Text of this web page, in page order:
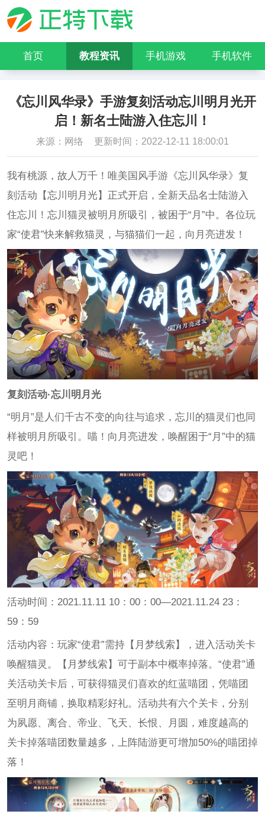
首页 教程资讯 手机游戏 手机软件
《忘川风华录》手游复刻活动忘川明月光开
启！新名士陆游入住忘川！
来源：网络 更新时间：2022-12-11 18:00:01
我有桃源，故人万千！唯美国风手游《忘川风华录》复
刻活动【忘川明月光】正式开启，全新天品名士陆游入
住忘川！忘川猫灵被明月所吸引，被困于“月”中。各位玩
家“使君”快来解救猫灵，与猫猫们一起，向月亮进发！
复刻活动·忘川明月光
“明月”是人们千古不变的向往与追求，忘川的猫灵们也同
样被明月所吸引。喵！向月亮进发，唤醒困于“月”中的猫
灵吧！
活动时间：2021.11.11 10：00：00—2021.11.24 23：
59：59
活动内容：玩家“使君”需持【月梦线索】，进入活动关卡
唤醒猫灵。【月梦线索】可于副本中概率掉落。“使君”通
关活动关卡后，可获得猫灵们喜欢的红蓝喵团，凭喵团
至明月商铺，换取精彩好礼。活动共有六个关卡，分别
为夙愿、离合、帝业、飞天、长恨、月圆，难度越高的
关卡掉落喵团数量越多，上阵陆游更可增加50%的喵团掉
落！